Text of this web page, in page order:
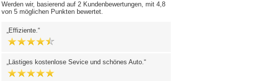
Werden wir, basierend auf 2 Kundenbewertungen, mit 4,8
von 5 möglichen Punkten bewertet.
Effiziente.
Lästiges kostenlose Sevice und schönes Auto.